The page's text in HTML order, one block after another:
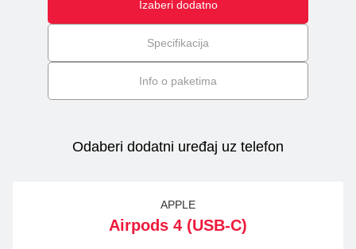
Izaberi dodatno
Specifikacija
Info o paketima
Odaberi dodatni uređaj uz telefon
APPLE
Airpods 4 (USB-C)